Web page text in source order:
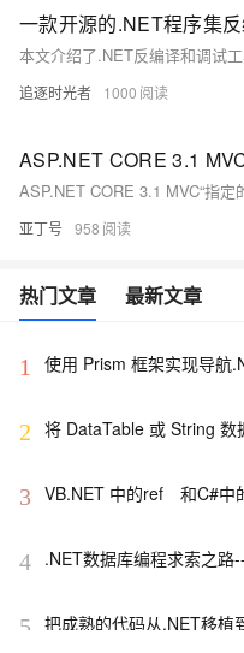
一款开源的.NET程序集
追逐时光者 1000
亚丁号 958
热门文章 最新文章
1 使用 Prism 框架实现导航
2 将 DataTable 或 String 数
3 VB.NET 中的ref　和C#中
4 .NET数据库编程求索之路
5 把成熟的代码从.NET移植